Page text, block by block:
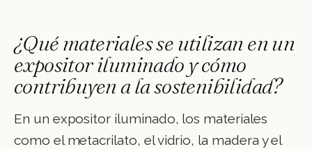
¿Qué materiales se utilizan en un
expositor iluminado y cómo
contribuyen a la sostenibilidad?
En un expositor iluminado, los materiales
como el metacrilato, el vidrio, la madera y el